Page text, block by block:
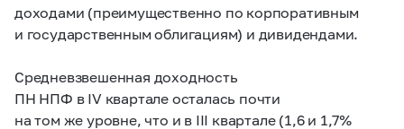
доходами (преимущественно по корпоративным
и государственным облигациям) и дивидендами.
Средневзвешенная доходность
ПН НПФ в IV квартале осталась почти
на том же уровне, что и в III квартале (1,6 и 1,7%